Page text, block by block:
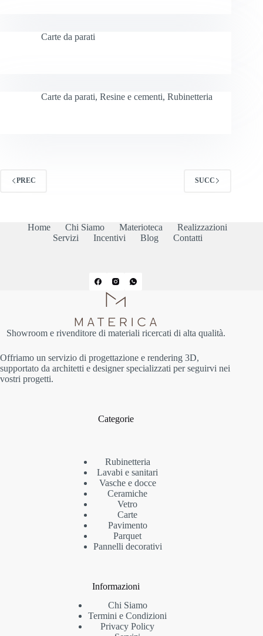
Carte da parati
Carte da parati, Resine e cementi, Rubinetteria
PREC SUCC
Home Chi Siamo Materioteca
Realizzazioni
Servizi
Incentivi Blog Contatti
Showroom e rivenditore di materiali ricercati di alta qualità.
Offriamo un servizio di progettazione e rendering 3D,
supportato da architetti e designer specializzati per seguirvi nei
vostri progetti.
Categorie
Rubinetteria
Lavabi e sanitari
Vasche e docce
Ceramiche
Vetro
Carte
Pavimento
Parquet
Pannelli decorativi
Informazioni
Chi Siamo
Termini e Condizioni
Privacy Policy